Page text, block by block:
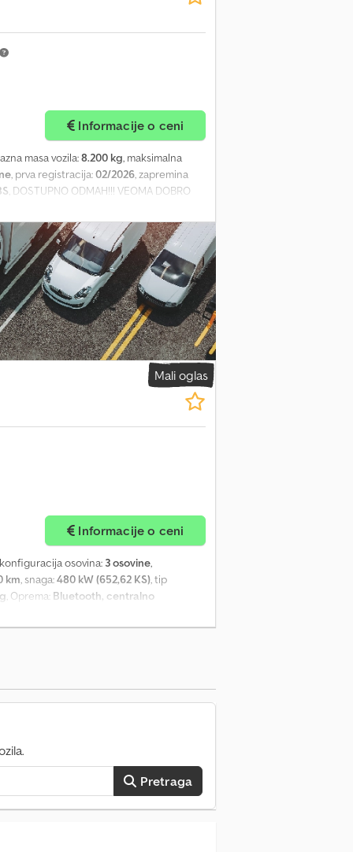
Informacije o ceni
masa vozila:8.200 kg, maksimalna
, prva registracija:02/2026, zapremina
, DOSTUPNO ODMAH!!! VEOMA DOBRO
50m³ Dcedpfjyzq Stox Apdok
Mali oglas
Informacije o ceni
osovina: 3 osovine,
km, snaga:480 kW (652,62 KS), tip
, Oprema: Bluetooth, centralno
ugrađeni računar
ZAUSTAVLJAČI SANDUKA LANCI
KUKA ROCKINGER RO 50
MRTVI UGLI MULTIMEDIJALNI
Pretraga